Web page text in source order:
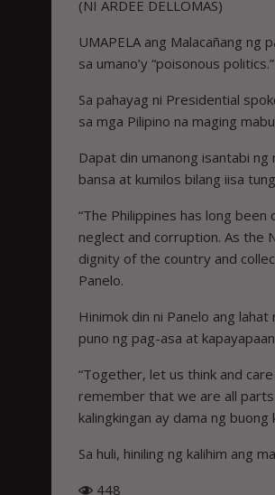
(NI ARDEE DELLOMAS)
UMAPELA ang Malacañang ng
sa umano’y “poisonous politics.”
Sa pahayag ni Presidential
sa mga Pilipino na maging
Dapat din umanong isantabi ng
bansa at kumilos bilang iisa
“The Philippines has long
neglect and corruption. As the
dignity of the country and
Panelo.
Hinimok din ni Panelo ang
puno ng pag-asa at
“Together, let us think and
remember that we are all
kalingkingan ay dama ng buong
Sa huli, hiniling ng kalihim ang
448